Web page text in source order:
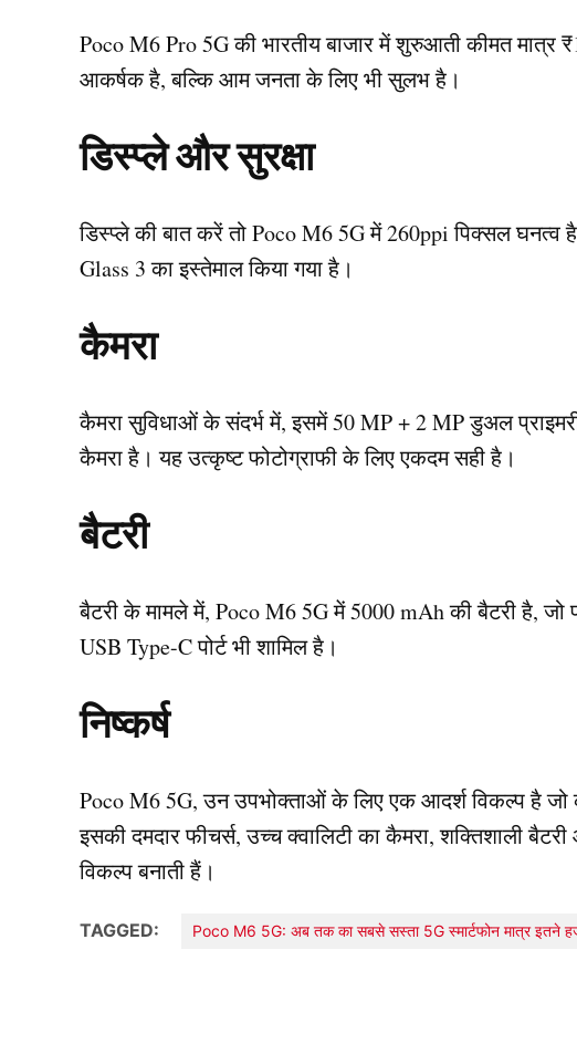
Poco M6 Pro 5G की भारतीय बाजार में शुरुआती कीमत मात्र
आकर्षक है, बल्कि आम जनता के लिए भी सुलभ है।
डिस्प्ले और सुरक्षा
डिस्प्ले की बात करें तो Poco M6 5G में 260ppi पिक्सल
Glass 3 का इस्तेमाल किया गया है।
कैमरा
कैमरा सुविधाओं के संदर्भ में, इसमें 50 MP + 2 MP डुअल
कैमरा है। यह उत्कृष्ट फोटोग्राफी के लिए एकदम सही है।
बैटरी
बैटरी के मामले में, Poco M6 5G में 5000 mAh की बैटरी है, जो
USB Type-C पोर्ट भी शामिल है।
निष्कर्ष
Poco M6 5G, उन उपभोक्ताओं के लिए एक आदर्श विकल्प है
इसकी दमदार फीचर्स, उच्च क्वालिटी का कैमरा, शक्तिशाली
विकल्प बनाती हैं।
TAGGED: Poco M6 5G: अब तक का सबसे सस्ता 5G स्मार्टफोन मात्र इतने